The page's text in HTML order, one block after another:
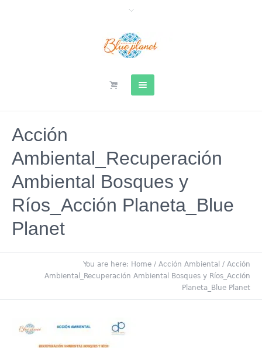
Acción
Ambiental_Recuperación
Ambiental Bosques y
Ríos_Acción Planeta_Blue
Planet
You are here: Home / Acción Ambiental / Acción
Ambiental_Recuperación Ambiental Bosques y Ríos_Acción
Planeta_Blue Planet